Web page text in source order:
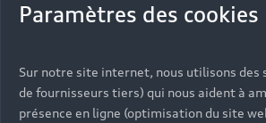
d’abécédaire les
auxquels elle a confié
nous donner leur
Paramètres des cookies
Sur notre site internet, nous utilisons des
de fournisseurs tiers) qui nous aident à
présence en ligne (optimisation du site